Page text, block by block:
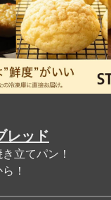
レッド
立てパン！
！